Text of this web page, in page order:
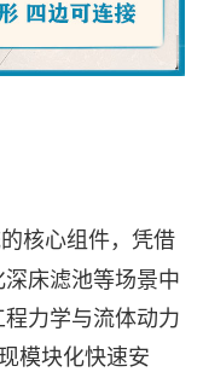
核心组件，凭借
床滤池等场景中
力学与流体动力
模块化快速安